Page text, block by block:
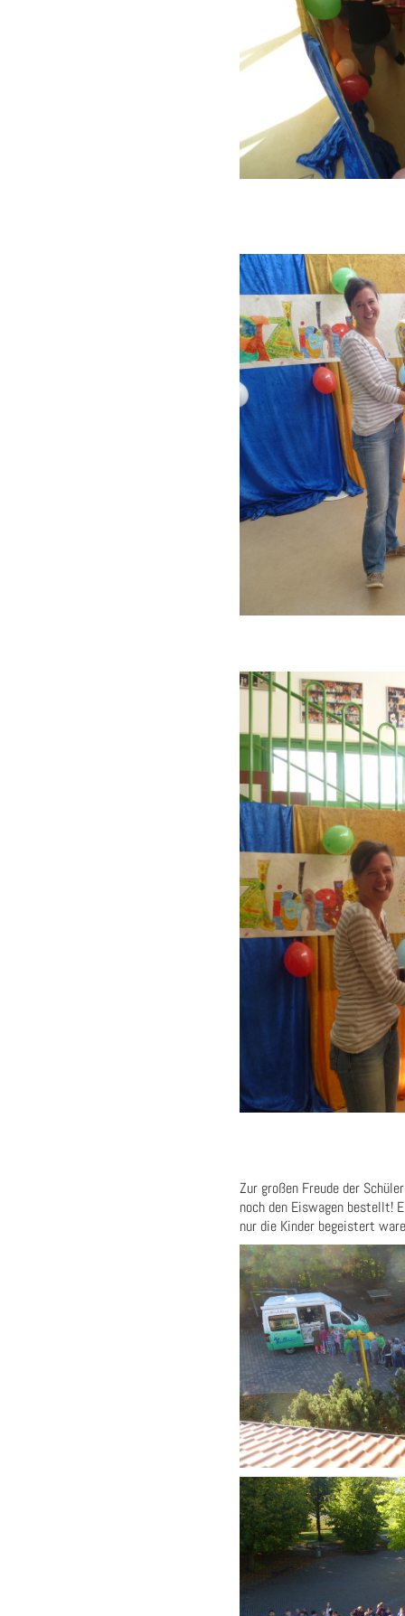
Zur großen Freude der
noch den Eiswagen bestellt!
nur die Kinder begeistert